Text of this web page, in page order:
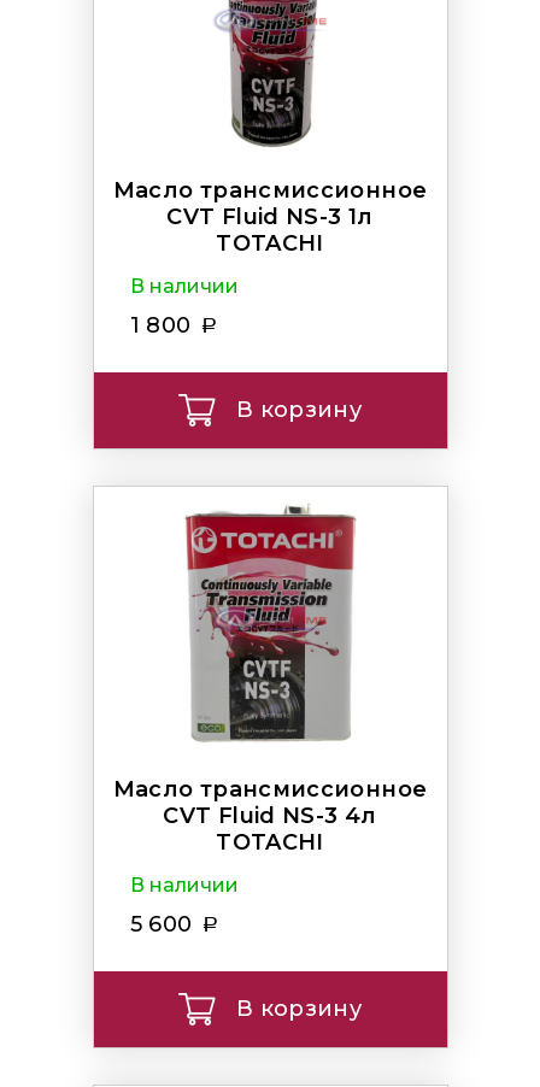
Масло трансмиссионное
CVT Fluid NS-3 1л
TOTACHI
В наличии
1 800
В корзину
Масло трансмиссионное
CVT Fluid NS-3 4л
TOTACHI
В наличии
5 600
В корзину